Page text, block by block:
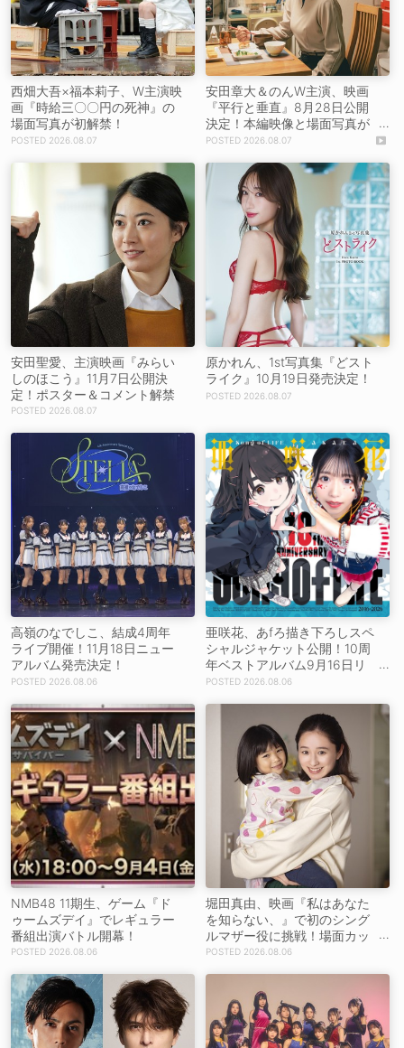
西畑大吾×福本莉子、W主演映
画『時給三〇〇円の死神』の
場面写真が初解禁！
2026.08.07
安田章大＆のんW主演、映画
『平行と垂直』8月28日公開
決定！本編映像と場面写真が
初解禁！2026.08.07
安田聖愛、主演映画『みらい
しのほこう』11月7日公開決
定！ポスター＆コメント解禁
2026.08.07
原かれん、1st写真集『どスト
ライク』10月19日発売決定！
2026.08.07
高嶺のなでしこ、結成4周年
ライブ開催！11月18日ニュー
アルバム発売決定！
2026.08.06
亜咲花、あfろ描き下ろしスペ
シャルジャケット公開！10周
年ベストアルバム9月16日リ
リース！2026.08.06
NMB48 11期生、ゲーム『ド
ゥームズデイ』でレギュラー
番組出演バトル開幕！
2026.08.06
堀田真由、映画『私はあなた
を知らない、』で初のシング
ルマザー役に挑戦！場面カッ
トを解禁！【コメントあり】
2026.08.06